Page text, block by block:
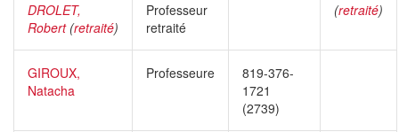
DROLET,
Robert(retraité)
Professeur
retraité
(retraité)
GIROUX,
Natacha
Professeure
819-376-
1721
(2739)